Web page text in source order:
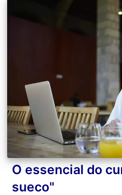
O essencial do
sueco"